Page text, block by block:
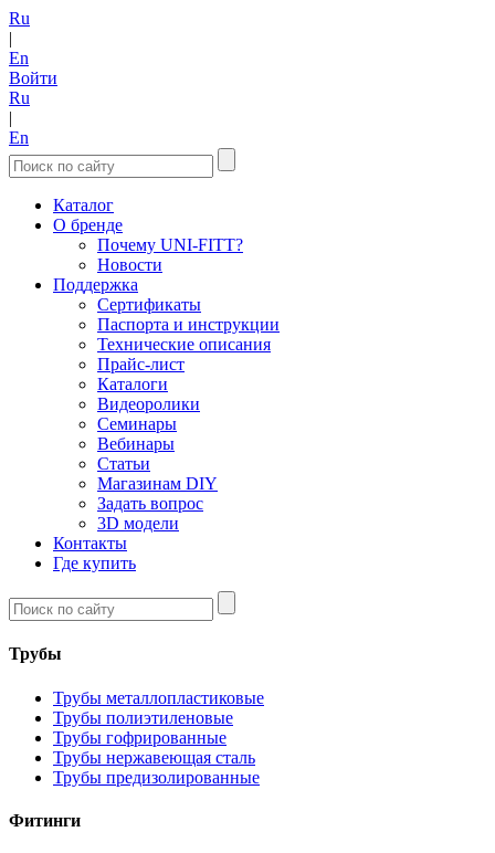
Ru
|
En
Войти
Ru
|
En
Каталог
О бренде
Почему UNI-FITT?
Новости
Поддержка
Сертификаты
Паспорта и инструкции
Технические описания
Прайс-лист
Каталоги
Видеоролики
Семинары
Вебинары
Статьи
Магазинам DIY
Задать вопрос
3D модели
Контакты
Где купить
Трубы
Трубы металлопластиковые
Трубы полиэтиленовые
Трубы гофрированные
Трубы нержавеющая сталь
Трубы предизолированные
Фитинги